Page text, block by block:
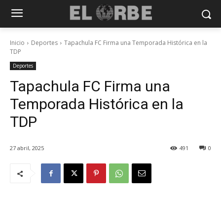
Inicio Deportes
Tapachula FC Firma una Temporada Histórica en la
TDP
Deportes
Tapachula FC Firma una
Temporada Histórica en la
TDP
27 abril, 2025 0
491